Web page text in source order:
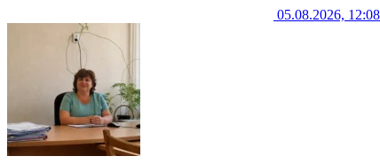
05.08.2026, 12:08